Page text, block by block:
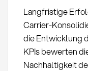
Langfristige
Carrier-
die Entwicklung
KPIs bewerten
Nachhaltigkeit